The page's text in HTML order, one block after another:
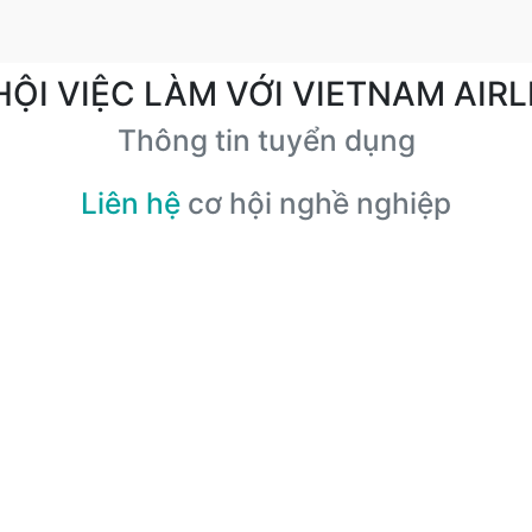
VIỆC LÀM VỚI VIETNAM
Thông tin tuyển dụng
Liên hệ cơ hội nghề nghiệp